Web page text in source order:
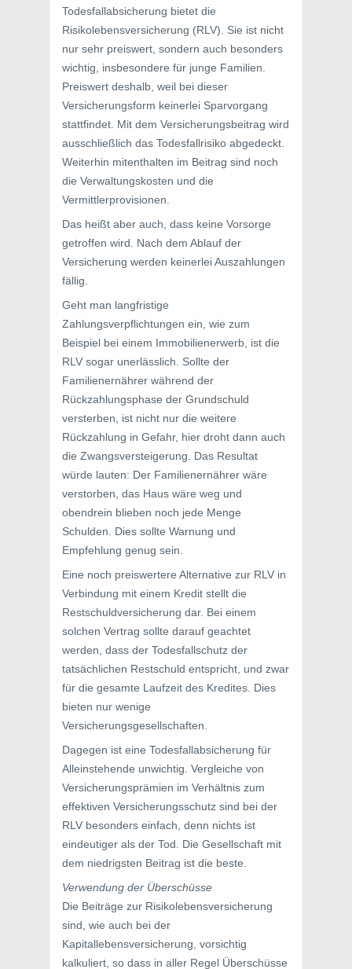
Todesfallabsicherung bietet die
Risikolebensversicherung (RLV). Sie ist nicht
nur sehr preiswert, sondern auch besonders
wichtig, insbesondere für junge Familien.
Preiswert deshalb, weil bei dieser
Versicherungsform keinerlei Sparvorgang
stattfindet. Mit dem Versicherungsbeitrag wird
ausschließlich das Todesfallrisiko abgedeckt.
Weiterhin mitenthalten im Beitrag sind noch
die Verwaltungskosten und die
Vermittlerprovisionen.
Das heißt aber auch, dass keine Vorsorge
getroffen wird. Nach dem Ablauf der
Versicherung werden keinerlei Auszahlungen
fällig.
Geht man langfristige
Zahlungsverpflichtungen ein, wie zum
Beispiel bei einem Immobilienerwerb, ist die
RLV sogar unerlässlich. Sollte der
Familienernährer während der
Rückzahlungsphase der Grundschuld
versterben, ist nicht nur die weitere
Rückzahlung in Gefahr, hier droht dann auch
die Zwangsversteigerung. Das Resultat
würde lauten: Der Familienernährer wäre
verstorben, das Haus wäre weg und
obendrein blieben noch jede Menge
Schulden. Dies sollte Warnung und
Empfehlung genug sein.
Eine noch preiswertere Alternative zur RLV in
Verbindung mit einem Kredit stellt die
Restschuldversicherung dar. Bei einem
solchen Vertrag sollte darauf geachtet
werden, dass der Todesfallschutz der
tatsächlichen Restschuld entspricht, und zwar
für die gesamte Laufzeit des Kredites. Dies
bieten nur wenige
Versicherungsgesellschaften.
Dagegen ist eine Todesfallabsicherung für
Alleinstehende unwichtig. Vergleiche von
Versicherungsprämien im Verhältnis zum
effektiven Versicherungsschutz sind bei der
RLV besonders einfach, denn nichts ist
eindeutiger als der Tod. Die Gesellschaft mit
dem niedrigsten Beitrag ist die beste.
Verwendung der Überschüsse
Die Beiträge zur Risikolebensversicherung
sind, wie auch bei der
Kapitallebensversicherung, vorsichtig
kalkuliert, so dass in aller Regel Überschüsse